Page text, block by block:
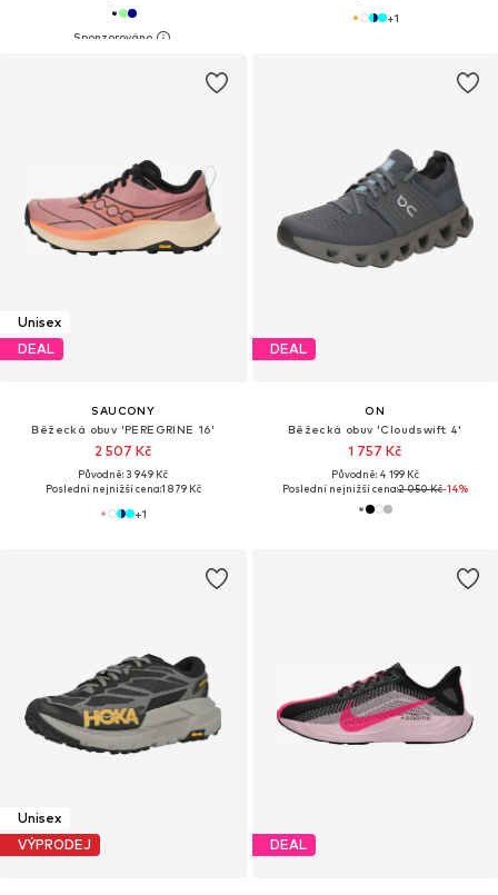
+1
Unisex
DEAL
SAUCONY
Běžecká obuv 'PEREGRINE 16'
2 507 Kč
Původně: 3 949 Kč
Poslední nejnižší cena:1 879 Kč
+1
DEAL
ON
Běžecká obuv 'Cloudswift 4'
1 757 Kč
Původně: 4 199 Kč
Poslední nejnižší cena:2 050 Kč-14%
Unisex
VÝPRODEJ
DEAL